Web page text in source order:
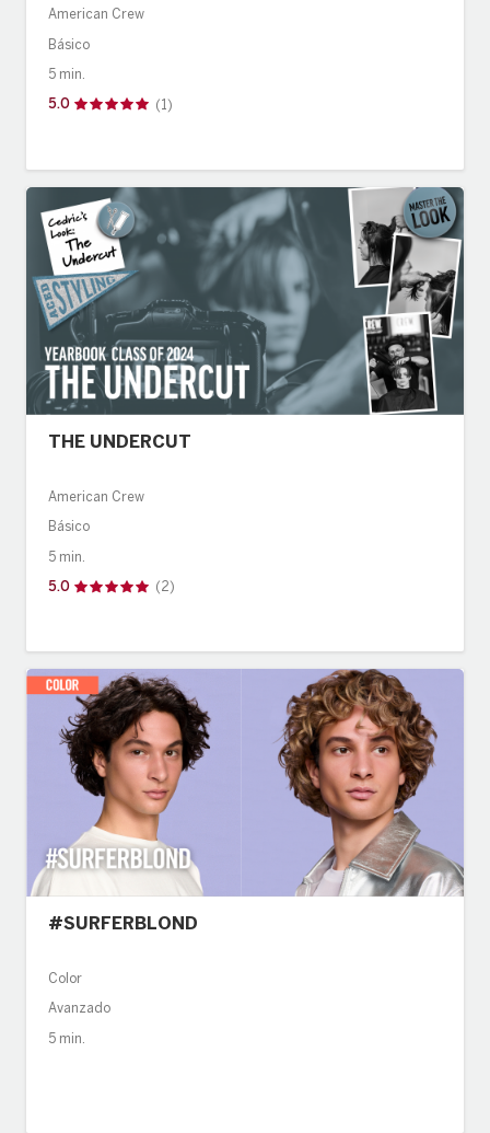
American Crew
Básico
5 min.
5.0 (1)
THE UNDERCUT
American Crew
Básico
5 min.
5.0 (2)
#SURFERBLOND
Color
Avanzado
5 min.